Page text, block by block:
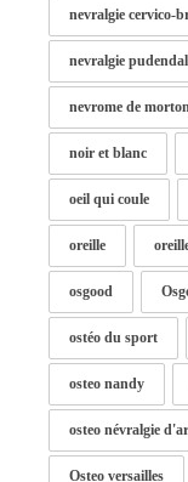
nevralgie cervico-
nevralgie
nevrome de
noir et blanc
oeil qui coule
oreille
osgood
ostéo du sport
osteo nandy
osteo névralgie
Osteo versailles